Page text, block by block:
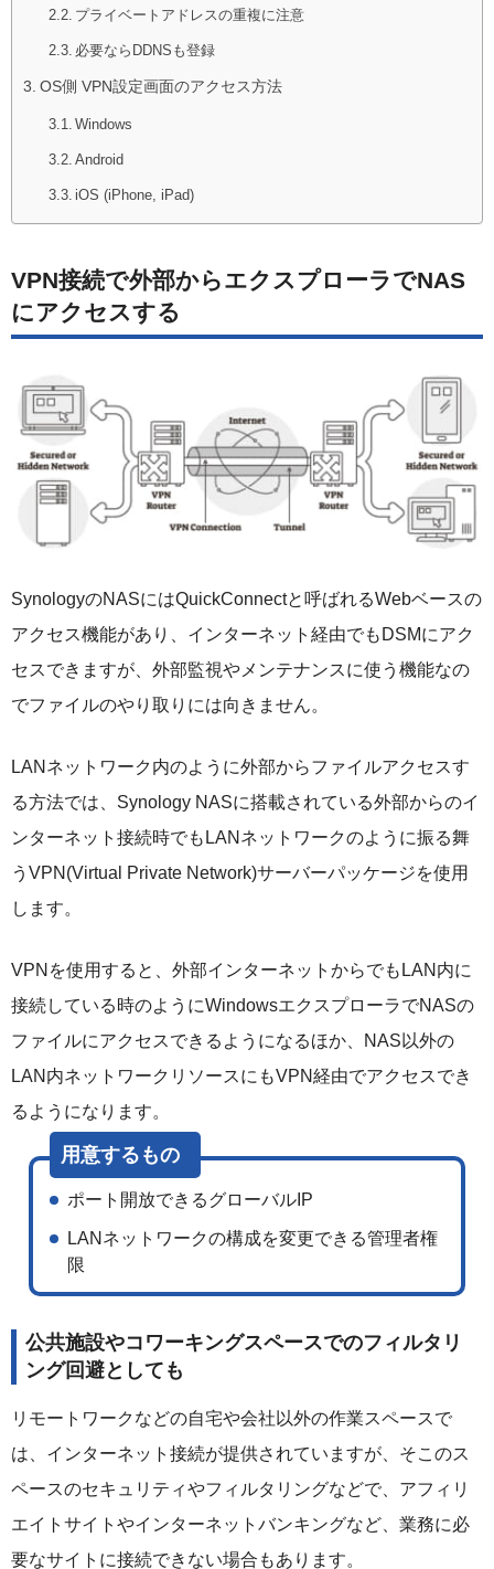
プライベートアドレスの重複に注意
必要ならDDNSも登録
OS側 VPN設定画面のアクセス方法
Windows
Android
iOS (iPhone, iPad)
VPN接続で外部からエクスプローラでNAS
にアクセスする
SynologyのNASにはQuickConnectと呼ばれるWebベースの
アクセス機能があり、インターネット経由でもDSMにアク
セスできますが、外部監視やメンテナンスに使う機能なの
でファイルのやり取りには向きません。
LANネットワーク内のように外部からファイルアクセスす
る方法では、Synology NASに搭載されている外部からのイ
ンターネット接続時でもLANネットワークのように振る舞
うVPN(Virtual Private Network)サーバーパッケージを使用
します。
VPNを使用すると、外部インターネットからでもLAN内に
接続している時のようにWindowsエクスプローラでNASの
ファイルにアクセスできるようになるほか、NAS以外の
LAN内ネットワークリソースにもVPN経由でアクセスでき
るようになります。
ポート開放できるグローバルIP
LANネットワークの構成を変更できる管理者権
限
公共施設やコワーキングスペースでのフィルタリ
ング回避としても
リモートワークなどの自宅や会社以外の作業スペースで
は、インターネット接続が提供されていますが、そこのス
ペースのセキュリティやフィルタリングなどで、アフィリ
エイトサイトやインターネットバンキングなど、業務に必
要なサイトに接続できない場合もあります。